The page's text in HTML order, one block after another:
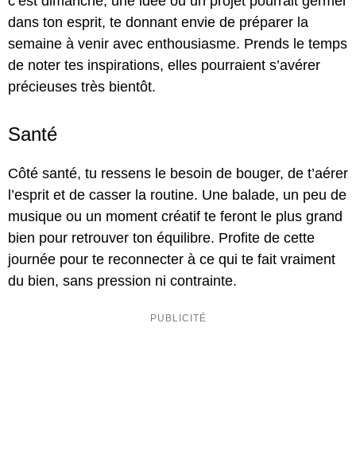
dans ton esprit, te donnant envie de préparer la
semaine à venir avec enthousiasme. Prends le temps
de noter tes inspirations, elles pourraient s’avérer
précieuses très bientôt.
Santé
Côté santé, tu ressens le besoin de bouger, de t’aérer
l’esprit et de casser la routine. Une balade, un peu de
musique ou un moment créatif te feront le plus grand
bien pour retrouver ton équilibre. Profite de cette
journée pour te reconnecter à ce qui te fait vraiment
du bien, sans pression ni contrainte.